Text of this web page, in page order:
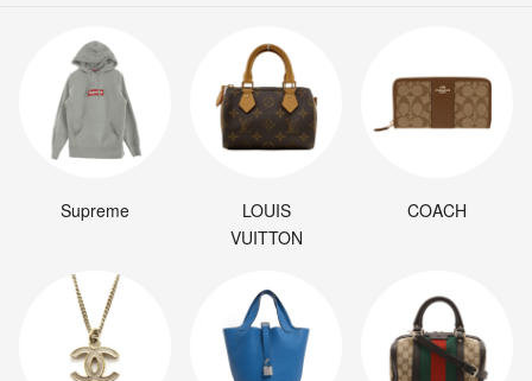
Supreme
LOUIS
VUITTON
COACH